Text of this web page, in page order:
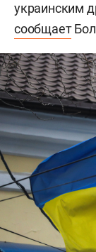
украинским
сообщает